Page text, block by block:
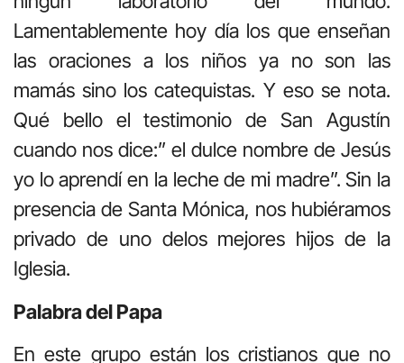
Lamentablemente hoy día los que enseñan
las oraciones a los niños ya no son las
mamás sino los catequistas. Y eso se nota.
Qué bello el testimonio de San Agustín
cuando nos dice:” el dulce nombre de Jesús
yo lo aprendí en la leche de mi madre”. Sin la
presencia de Santa Mónica, nos hubiéramos
privado de uno delos mejores hijos de la
Iglesia.
Palabra del Papa
En este grupo están los cristianos que no